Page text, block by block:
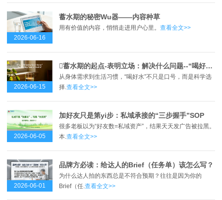
2026-06-16
蓄水期的秘密Wu器——内容种草
用有价值的内容，悄悄走进用户心里。 查看全文>>
2026-06-15
蓄水期的起点-表明立场：解决什么问题--“喝好水”是健康的起点？
从身体需求到生活习惯，“喝好水”不只是口号，而是科学选
择.查看全文>>
2026-06-05
加好友只是第yi步：私域承接的“三步握手”SOP
很多老板以为“好友数=私域资产”，结果天天发广告被拉黑。
本.查看全文>>
2026-06-01
品牌方必读：给达人的Brief（任务单）该怎么写？
为什么达人拍的东西总是不符合预期？往往是因为你的
Brief（任. 查看全文>>